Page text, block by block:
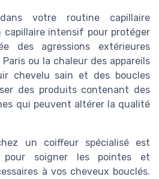
votre routine capillaire
capillaire intensif pour protéger
des agressions extérieures
ou la chaleur des appareils
chevelu sain et des boucles
des produits contenant des
qui peuvent altérer la qualité
un coiffeur spécialisé est
pour soigner les pointes et
à vos cheveux bouclés.